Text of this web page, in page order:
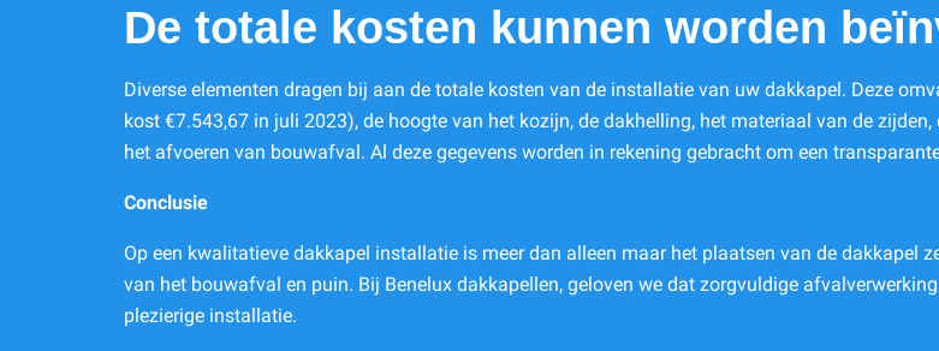
De totale kosten kunnen worden
Diverse elementen dragen bij aan de totale kosten van de installatie van uw dakkapel. Deze
kost €7.543,67 in juli 2023), de hoogte van het kozijn, de dakhelling, het materiaal van de
het afvoeren van bouwafval. Al deze gegevens worden in rekening gebracht om een
Conclusie
Op een kwalitatieve dakkapel installatie is meer dan alleen maar het plaatsen van de dakkapel
van het bouwafval en puin. Bij Benelux dakkapellen, geloven we dat zorgvuldige
plezierige installatie.